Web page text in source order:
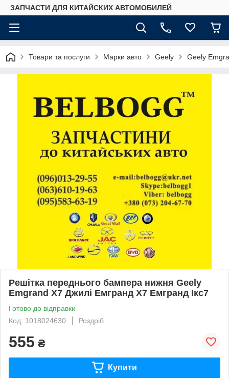
ЗАПЧАСТИ ДЛЯ КИТАЙСКИХ АВТОМОБИЛЕЙ
Товари та послуги Марки авто Geely Geely
Решітка переднього бампера нижня Geely
Emgrand X7 Джилі Емгранд X7 Емгранд Ікс7
Готово до відправки
Код: 1018024630
Роздріб
555 ₴
Купити